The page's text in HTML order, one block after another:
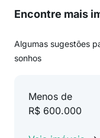
Encontre mais
Algumas sugestões
sonhos
Menos de
R$ 600.000